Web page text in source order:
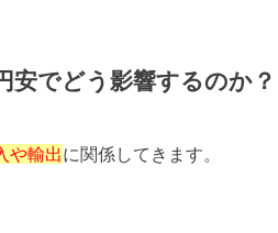
安でどう影響するのか
や輸出に関係してきます。